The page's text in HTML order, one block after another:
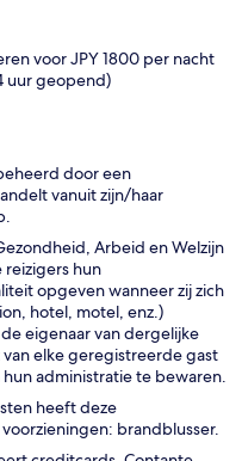
voor JPY 1800 per nacht
uur geopend)
door een
vanuit zijn/haar
Arbeid en Welzijn
reizigers hun
opgeven wanneer zij zich
hotel, motel, enz.)
eigenaar van dergelijke
elke geregistreerde gast
administratie te bewaren.
heeft deze
brandblusser.